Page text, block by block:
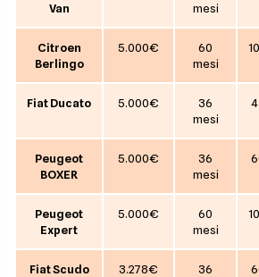
Van
mesi
Citroen
Berlingo
5.000€
60
mesi
Fiat Ducato 5.000€
36
mesi
Peugeot
BOXER
5.000€
36
mesi
Peugeot
Expert
5.000€
60
mesi
Fiat Scudo 3.278€
36